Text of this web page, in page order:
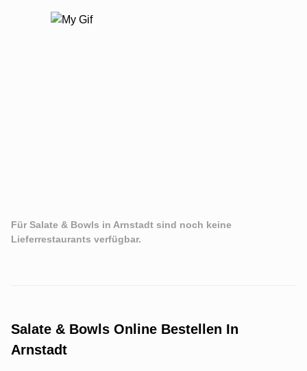
Für Salate & Bowls in Arnstadt sind noch keine
Lieferrestaurants verfügbar.
Salate & Bowls Online Bestellen In
Arnstadt